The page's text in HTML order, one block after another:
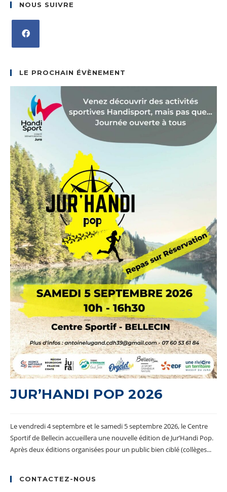
NOUS SUIVRE
un
onglet
LE PROCHAIN ÉVÈNEMENT
JUR’HANDI POP 2026
Le vendredi 4 septembre et le samedi 5 septembre 2026, le Centre
Sportif de Bellecin accueillera une nouvelle édition de Jur’Handi Pop.
Après deux éditions organisées pour un public bien ciblé (collèges...
CONTACTEZ-NOUS